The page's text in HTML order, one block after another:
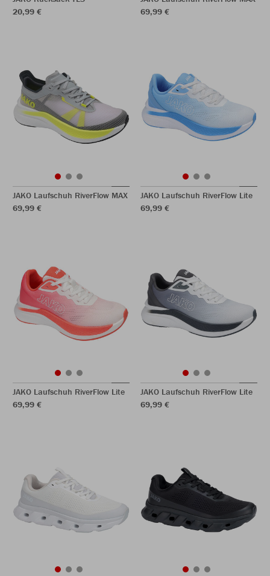
20,99 €
69,99 €
JAKO Laufschuh RiverFlow MAX
69,99 €
JAKO Laufschuh RiverFlow Lite
69,99 €
JAKO Laufschuh RiverFlow Lite
69,99 €
JAKO Laufschuh RiverFlow Lite
69,99 €